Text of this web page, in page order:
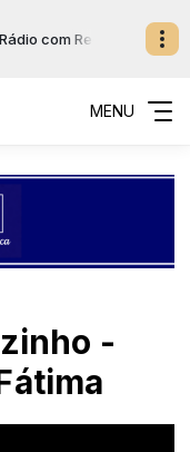
com Rede Imaculada
MENU
-